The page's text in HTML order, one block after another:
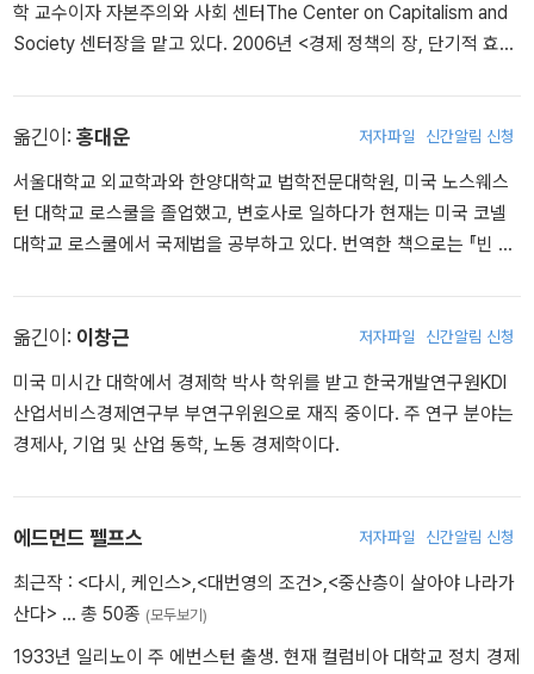
학 교수이자 자본주의와 사회 센터The Center on Capitalism and
Society 센터장을 맡고 있다. 2006년 <경제 정책의 장, 단기적 효과
국 정부로부터 우의상(友誼賞)을 받았다. 저서로 Rewarding Work
(1997), Structural Slumps(1994), Seven Schools of Macroec
onomic Thought(1990) 등이 있으며, 정기적으로 「파이낸셜 타임
스」와 「뉴욕 타임스」에 기고하고 있다.
옮긴이: 홍대운 저자파일 신간알림 신청
서울대학교 외교학과와 한양대학교 법학전문대학원, 미국 노스웨스
턴 대학교 로스쿨을 졸업했고, 변호사로 일하다가 현재는 미국 코넬
대학교 로스쿨에서 국제법을 공부하고 있다. 번역한 책으로는 『빈 카
옮긴이: 이창근 저자파일 신간알림 신청
미국 미시간 대학에서 경제학 박사 학위를 받고 한국개발연구원KDI
산업서비스경제연구부 부연구위원으로 재직 중이다. 주 연구 분야는
경제사, 기업 및 산업 동학, 노동 경제학이다.
에드먼드 펠프스 저자파일 신간알림 신청
최근작 : <다시, 케인스>,<대번영의 조건>,<중산층이 살아야 나라가
산다> … 총 50종 (모두보기)
1933년 일리노이 주 에번스턴 출생. 현재 컬럼비아 대학교 정치 경제